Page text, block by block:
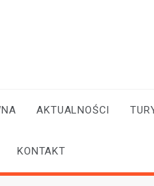
AKTUALNOŚCI
KONTAKT